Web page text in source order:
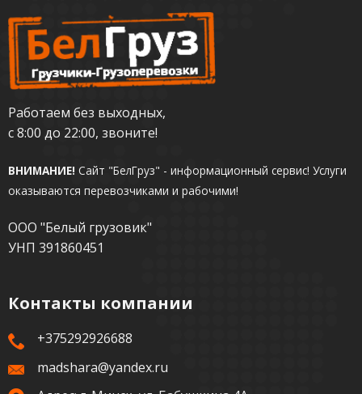
Работаем без выходных,
с 8:00 до 22:00, звоните!
ВНИМАНИЕ! Сайт "БелГруз" - информационный сервис! Услуги
оказываются перевозчиками и рабочими!
ООО "Белый грузовик"
УНП 391860451
Контакты компании
+375292926688
madshara@yandex.ru